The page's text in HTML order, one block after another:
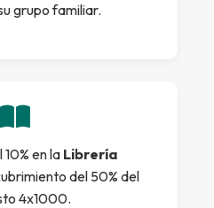
grupo familiar.
en la Librería
del 50% del
4x1000.